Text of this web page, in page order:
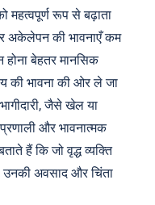
महत्वपूर्ण रूप से बढ़ाता
अकेलेपन की भावनाएँ कम
होना बेहतर मानसिक
की भावना की ओर ले जा
जैसे खेल या
और भावनात्मक
हैं कि जो वृद्ध व्यक्ति
उनकी अवसाद और चिंता